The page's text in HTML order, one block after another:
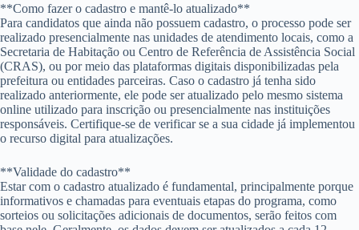
**Como fazer o cadastro e mantê-lo atualizado**
Para candidatos que ainda não possuem cadastro, o processo pode ser
realizado presencialmente nas unidades de atendimento locais, como a
Secretaria de Habitação ou Centro de Referência de Assistência Social
(CRAS), ou por meio das plataformas digitais disponibilizadas pela
prefeitura ou entidades parceiras. Caso o cadastro já tenha sido
realizado anteriormente, ele pode ser atualizado pelo mesmo sistema
online utilizado para inscrição ou presencialmente nas instituições
responsáveis. Certifique-se de verificar se a sua cidade já implementou
o recurso digital para atualizações.
**Validade do cadastro**
Estar com o cadastro atualizado é fundamental, principalmente porque
informativos e chamadas para eventuais etapas do programa, como
sorteios ou solicitações adicionais de documentos, serão feitos com